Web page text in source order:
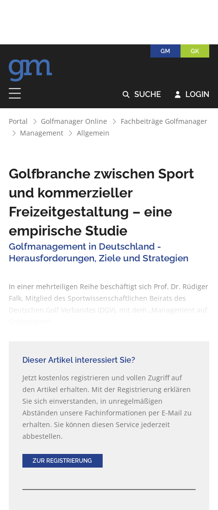
GM GK
 SUCHE  LOGIN
Portal Golfmanager Online
Fachbeiträge Golfmanager
Management
Allgemein
Golfbranche zwischen Sport
und kommerzieller
Freizeitgestaltung – eine
empirische Studie
Golfmanagement in Deutschland -
Herausforderungen, Ziele und Strategien
In einer mehrteiligen Reihe beschäftigt sich Prof. Dr. Rüdiger
Falk, Mitglied des Sportwissenschaftlichen Beirats des
Deutschen Golf Verbandes (DGV), mit dem „Management auf
Dieser Artikel interessiert Sie?
Jetzt kostenlos registrieren und vollen Zugriff auf
den Artikel erhalten. Mit der Registrierung erklären
Sie sich einverstanden, in unregelmäßigen
Abständen unsere Fachinformationen per E-Mail zu
erhalten. Sie können diesen Service jederzeit
abbestellen.
ZUR REGISTRIERUNG